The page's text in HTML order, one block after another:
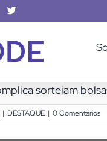
sorteiam
| DESTAQUE | 0 Comentários